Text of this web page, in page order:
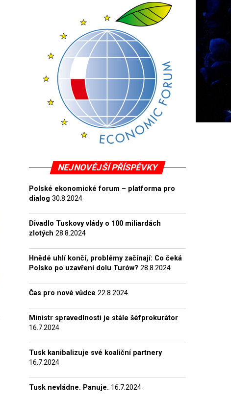
NEJNOVĚJŠÍ PŘÍSPĚVKY
Polské ekonomické forum – platforma pro
dialog 30.8.2024
Divadlo Tuskovy vlády o 100 miliardách
zlotých 28.8.2024
Hnědé uhlí končí, problémy začínají: Co čeká
Polsko po uzavření dolu Turów? 28.8.2024
Čas pro nové vůdce 22.8.2024
Ministr spravedlnosti je stále šéfprokurátor
16.7.2024
Tusk kanibalizuje své koaliční partnery
16.7.2024
Tusk nevládne. Panuje. 16.7.2024